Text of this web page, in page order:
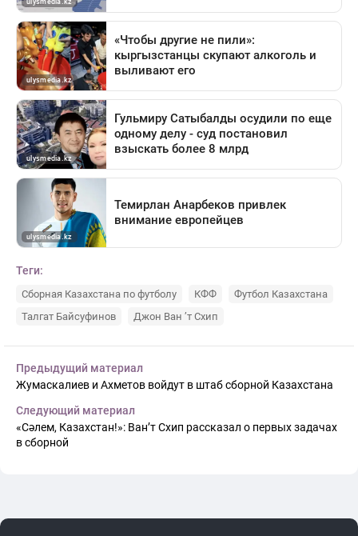
Теги:
Сборная Казахстана по футболу КФФ
Футбол Казахстана
Талгат Байсуфинов
Джон Ван ’т Схип
Предыдущий материал
Жумаскалиев и Ахметов войдут в штаб сборной Казахстана
Следующий материал
«Сәлем, Казахстан!»: Ван’т Схип рассказал о первых задачах
в сборной